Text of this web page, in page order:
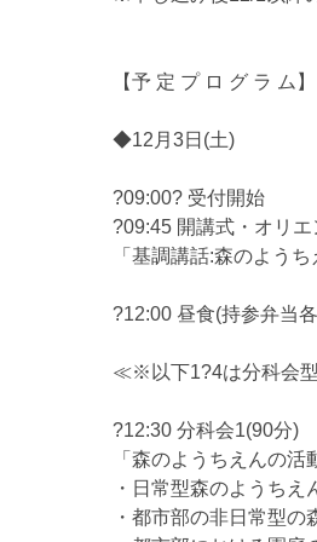
【予 定 プ ロ グ ラ ム】
◆12月3日(土)
?09:00? 受付開始
?09:45 開講式・オリ
「基調講話:森のよう
?12:00 昼食(持参弁当
≪※以下1?4は分科会
?12:30 分科会1(90分)
「森のようちえんの活
・日常型森のようち
・都市部の非日常型